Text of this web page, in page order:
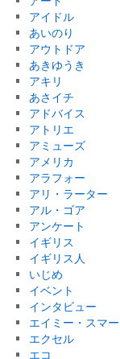
アイドル
あいのり
アウトドア
あきゆうき
アキリ
あさイチ
アドバイス
アトリエ
アミューズ
アメリカ
アラフォー
アリ・ラーター
アル・ゴア
アンケート
イギリス
イギリス人
いじめ
イベント
インタビュー
エイミー・スマー
エクセル
エコ